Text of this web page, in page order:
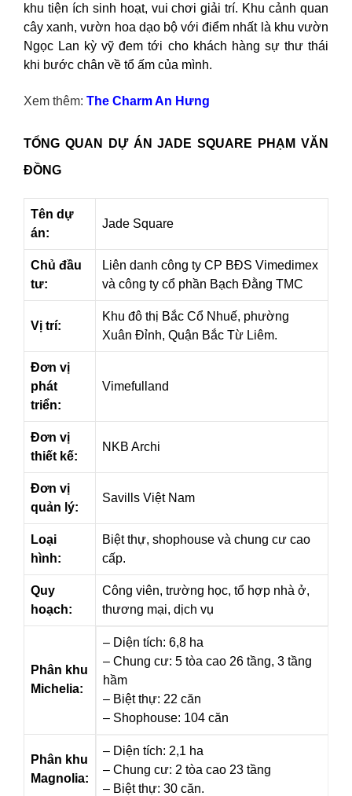
khu tiện ích sinh hoạt, vui chơi giải trí. Khu cảnh quan
cây xanh, vườn hoa dạo bộ với điểm nhất là khu vườn
Ngọc Lan kỳ vỹ đem tới cho khách hàng sự thư thái
khi bước chân về tổ ấm của mình.
Xem thêm: The Charm An Hưng
TỔNG QUAN DỰ ÁN JADE SQUARE PHẠM VĂN
ĐỒNG
Tên dự
án:
Jade Square
Chủ đầu
tư:
Liên danh công ty CP BĐS Vimedimex
và công ty cổ phần Bạch Đằng TMC
Vị trí:
Khu đô thị Bắc Cổ Nhuế, phường
Xuân Đỉnh, Quận Bắc Từ Liêm.
Đơn vị
phát
triển:
Vimefulland
Đơn vị
thiết kế:
NKB Archi
Đơn vị
quản lý:
Savills Việt Nam
Loại
hình:
Biệt thự, shophouse và chung cư cao
cấp.
Quy
hoạch:
Công viên, trường học, tổ hợp nhà ở,
thương mại, dịch vụ
Phân khu
Michelia:
– Diện tích: 6,8 ha
– Chung cư: 5 tòa cao 26 tầng, 3 tầng
hầm
– Biệt thự: 22 căn
– Shophouse: 104 căn
Phân khu
Magnolia:
– Diện tích: 2,1 ha
– Chung cư: 2 tòa cao 23 tầng
– Biệt thự: 30 căn.